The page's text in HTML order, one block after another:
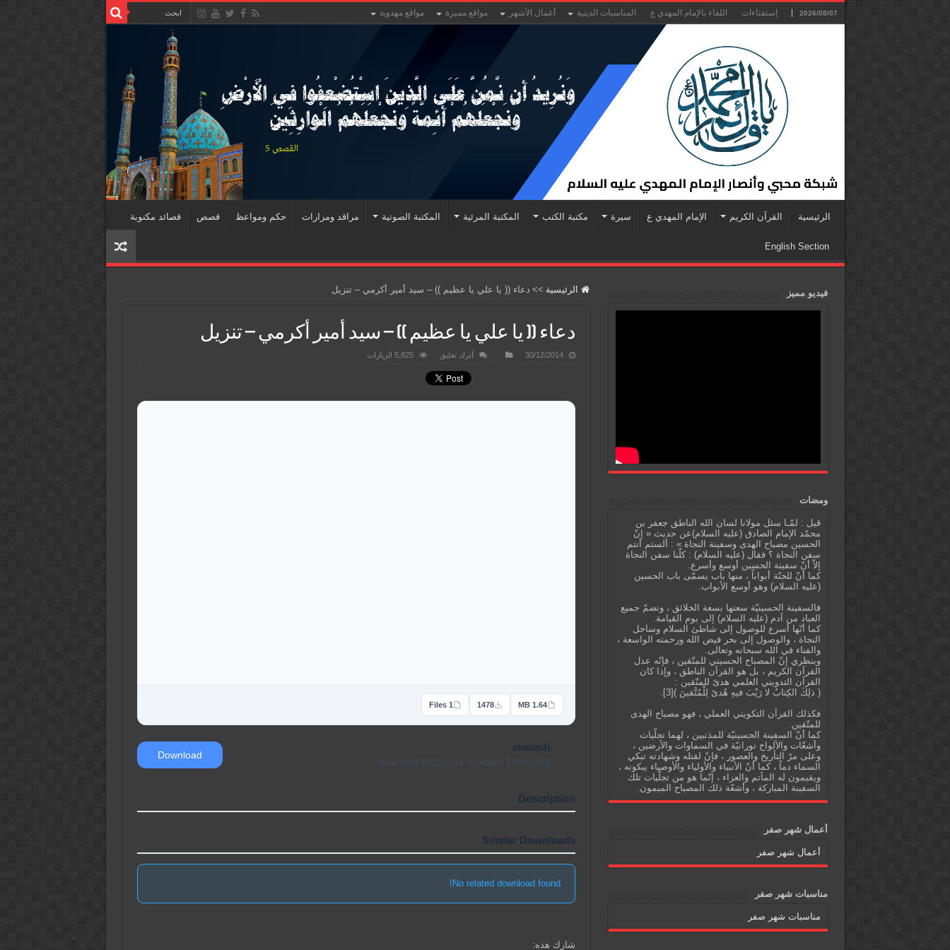
2026/08/07 إستفتاءات اللقاء بالإمام المهدي ع المناسبات الدينية أعمال الأشهر مواقع مميزة مواقع مهدوية
الرئيسية القرآن الكريم الإمام المهدي ع سيرة مكتبة الكتب المكتبة المرئية المكتبة الصوتية مراقد ومزارات حكم ومواعظ قصص قصائد مكتوبة
English Section
الرئيسية >> دعاء (( يا علي يا عظيم )) – سيد أمير أكرمي – تنزيل
دعاء (( يا علي يا عظيم )) – سيد أمير أكرمي – تنزيل
30/12/2014 أترك تعليق 5,825 الزيارات
1.64 MB
1478
1 Files
almahdi
Published 30/12/2014 · Updated 27/04/2020
Download
Description
Similar Downloads
No related download found!
شارك هذه:
فيديو مميز
ومضات
قيل : لمّـا سئل مولانا لسان الله الناطق جعفر بن
محمّد الإمام الصادق (عليه السلام)عن حديث « إنّ
الحسين مصباح الهدى وسفينة النجاة » : ألستم أنتم
سفن النجاة ؟ فقال (عليه السلام) : كلّنا سفن النجاة
إلاّ أنّ سفينة الحسين أوسع وأسرع.
كما أنّ للجنّة أبواباً ، منها باب يسمّى باب الحسين
(عليه السلام) وهو أوسع الأبواب.
فالسفينة الحسينيّة سعتها بسعة الخلائق ، وتضمّ جميع
العباد من آدم (عليه السلام) إلى يوم القيامة.
كما أنّها أسرع للوصول إلى شاطئ السلام وساحل
النجاة ، والوصول إلى بحر فيض الله ورحمته الواسعة ،
والفناء في الله سبحانه وتعالى.
وبنظري إنّ المصباح الحسيني للمتّقين ، فإنّه عدل
القرآن الكريم ، بل هو القرآن الناطق ، وإذا كان
القرآن التدويني العلمي هدىً للمتّقين :
( ذلِكَ الكِتابُ لا رَيْبَ فيهِ هُدىً لِلْمُتَّقينَ )[3].
فكذلك القرآن التكويني العملي ، فهو مصباح الهدى
للمتّقين.
كما أنّ السفينة الحسينيّة للمذنبين ، لهما تجلّيات
وأشعّات والألواح نورانيّة في السماوات والأرضين ،
وعلى مرّ التأريخ والعصور ، فإنّ لقتله وشهادته تبكي
السماء دماً ، كما أنّ الأنبياء والأولياء والأوصياء يبكونه ،
ويقيمون له المآتم والعزاء ، إنّما هو من تجلّيات تلك
السفينة المباركة ، وأشعّة ذلك المصباح الميمون.
أعمال شهر صفر
أعمال شهر صفر
مناسبات شهر صفر
مناسبات شهر صفر